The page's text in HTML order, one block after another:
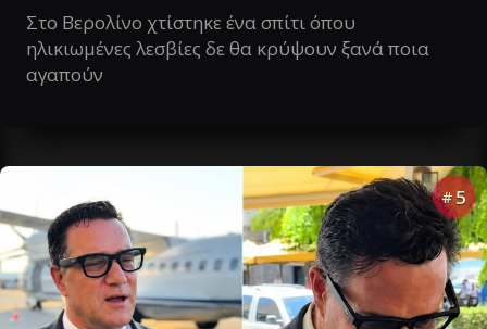
Στο Βερολίνο χτίστηκε ένα σπίτι όπου
ηλικιωμένες λεσβίες δε θα κρύψουν ξανά ποια
αγαπούν
# 5